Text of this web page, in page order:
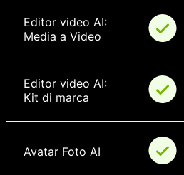
Editor video AI:
Media a Video
Editor video AI:
Kit di marca
Avatar Foto AI